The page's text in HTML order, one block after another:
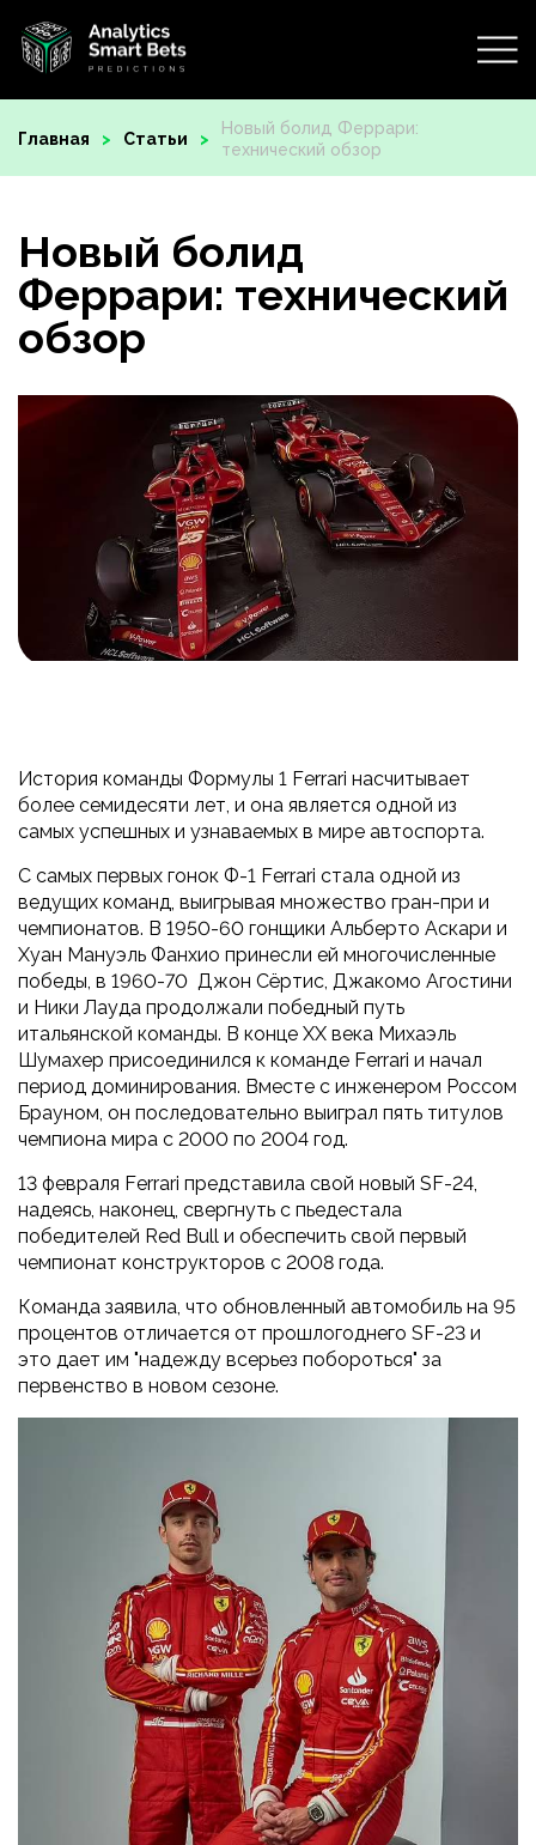
Главная Статьи
Новый болид Феррари:
технический обзор
Новый болид
Феррари: технический
обзор
История команды Формулы 1 Ferrari насчитывает
более семидесяти лет, и она является одной из
самых успешных и узнаваемых в мире автоспорта.
С самых первых гонок Ф-1 Ferrari стала одной из
ведущих команд, выигрывая множество гран-при и
чемпионатов. В 1950-60 гонщики Альберто Аскари и
Хуан Мануэль Фанхио принесли ей многочисленные
победы, в 1960-70 Джон Сёртис, Джакомо Агостини
и Ники Лауда продолжали победный путь
итальянской команды. В конце XX века Михаэль
Шумахер присоединился к команде Ferrari и начал
период доминирования. Вместе с инженером Россом
Брауном, он последовательно выиграл пять титулов
чемпиона мира с 2000 по 2004 год.
13 февраля Ferrari представила свой новый SF-24,
надеясь, наконец, свергнуть с пьедестала
победителей Red Bull и обеспечить свой первый
чемпионат конструкторов с 2008 года.
Команда заявила, что обновленный автомобиль на 95
процентов отличается от прошлогоднего SF-23 и
это дает им "надежду всерьез побороться" за
первенство в новом сезоне.